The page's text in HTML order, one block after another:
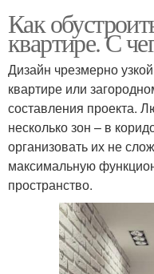
Как
квартире. С
Дизайн чрезмерно
квартире или
составления проекта.
несколько зон – в
организовать их не
максимальную
пространство.